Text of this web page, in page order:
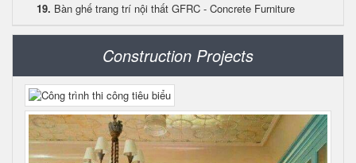
19. Bàn ghế trang trí nội thất GFRC - Concrete Furniture
Construction Projects